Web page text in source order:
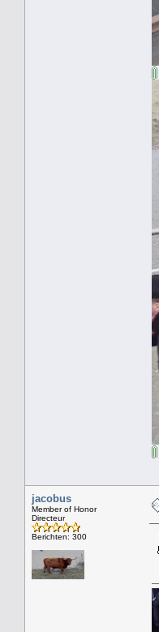
jacobus
Member of Honor
Directeur
Berichten: 300